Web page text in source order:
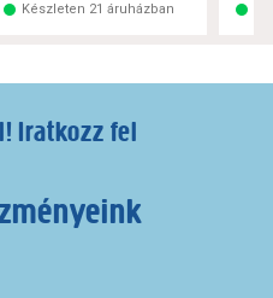
Készleten 21 áruházban
Iratkozz fel